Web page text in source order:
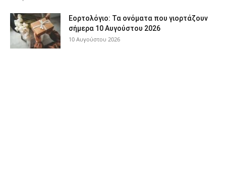
Εορτολόγιο: Τα ονόματα που γιορτάζουν
σήμερα 10 Αυγούστου 2026
10 Αυγούστου 2026